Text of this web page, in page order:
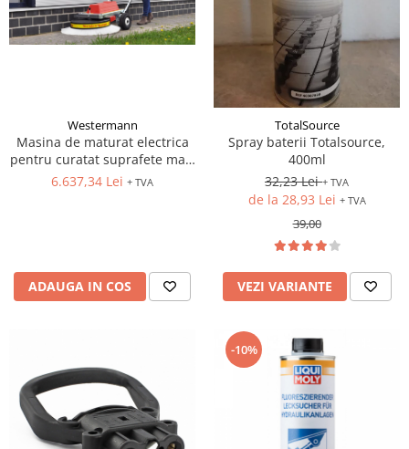
Westermann
Masina de maturat electrica
pentru curatat suprafete mari
in depozite
6.637,34 Lei + TVA
ADAUGA IN COS
TotalSource
Spray baterii Totalsource,
400ml
32,23 Lei+ TVA
de la 28,93 Lei + TVA
39,00
VEZI VARIANTE
-10%